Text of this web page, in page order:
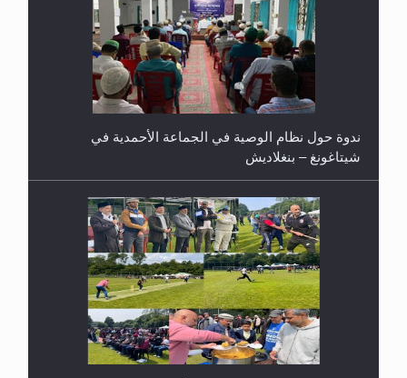
ندوة حول نظام الوصية في الجماعة الأحمدية في
شيتاغونغ – بنغلاديش